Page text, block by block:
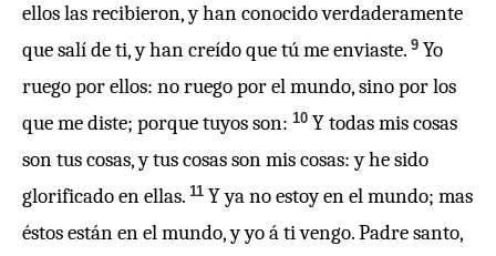
ellos las recibieron, y han conocido verdaderamente
que salí de ti, y han creído que tú me enviaste. 9 Yo
ruego por ellos: no ruego por el mundo, sino por los
que me diste; porque tuyos son: 10 Y todas mis cosas
son tus cosas, y tus cosas son mis cosas: y he sido
glorificado en ellas. 11 Y ya no estoy en el mundo; mas
éstos están en el mundo, y yo á ti vengo. Padre santo,